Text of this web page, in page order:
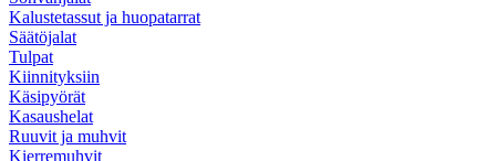
Kalustetassut ja huopatarrat
Säätöjalat
Tulpat
Kiinnityksiin
Käsipyörät
Kasaushelat
Ruuvit ja muhvit
Kierremuhvit